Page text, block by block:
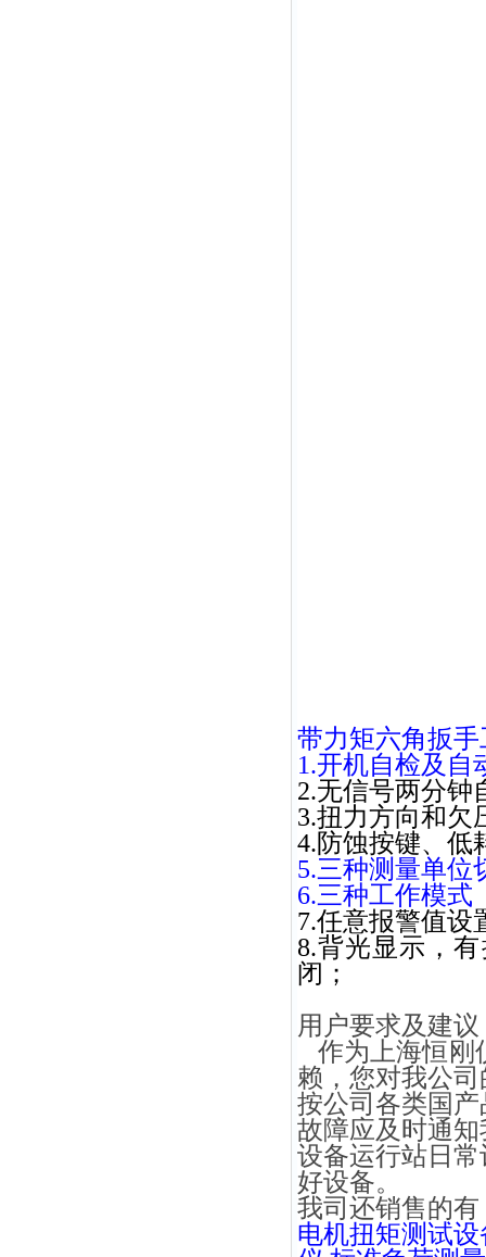
带力矩六角扳手
1.开机自检及自
2.无信号两分钟
3.扭力方向和欠
4.防蚀按键、低
5.三种测量单位
6.三种工作模式
7.任意报警值设
8.背光显示，
闭；
用户要求及建议
作为上海恒刚
赖，您对我公
按公司各类国
故障应及时通
设备运行站日
好设备。
我司还销售的有
电机扭矩测试设